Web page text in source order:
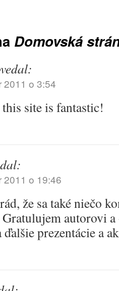
Domovská
2011 o 3:54
site is fantastic!
2011 o 19:46
že sa také niečo
autorovi
ďalšie prezentácie a